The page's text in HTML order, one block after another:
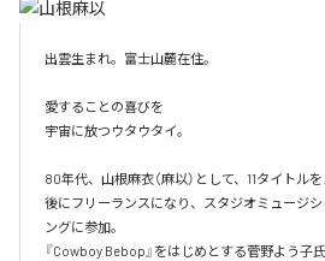
出雲生まれ。富士山麓在住。
愛することの喜びを
宇宙に放つウタウタイ。
80年代、山根麻衣（麻以）として、11タイトル
後にフリーランスになり、スタジオミュージ
ングに参加。
『Cowboy Bebop』をはじめとする菅野よう子